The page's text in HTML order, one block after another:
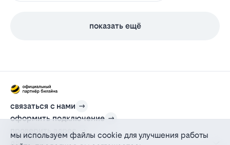
показать ещё
связаться с нами
оформить подключение
проверить адрес
для дома
мы используем файлы cookie для улучшения работы